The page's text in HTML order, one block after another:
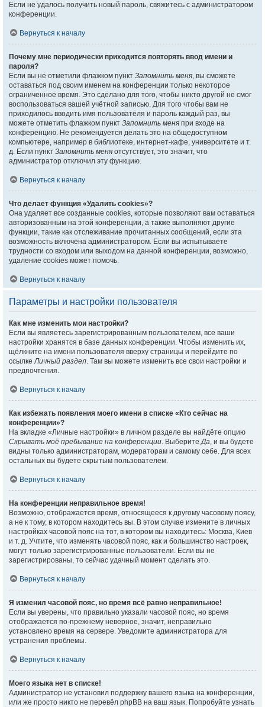
Если не удалось получить новый пароль, свяжитесь с администратором
конференции.
Вернуться к началу
Почему мне периодически приходится повторять ввод имени и
пароля?
Если вы не отметили флажком пункт Запомнить меня, вы сможете
оставаться под своим именем на конференции только некоторое
ограниченное время. Это сделано для того, чтобы никто другой не смог
воспользоваться вашей учётной записью. Для того чтобы вам не
приходилось вводить имя пользователя и пароль каждый раз, вы
можете отметить флажком пункт Запомнить меня при входе на
конференцию. Не рекомендуется делать это на общедоступном
компьютере, например в библиотеке, интернет-кафе, университете и т.
д. Если пункт Запомнить меня отсутствует, это значит, что
администратор отключил эту функцию.
Вернуться к началу
Что делает функция «Удалить cookies»?
Она удаляет все созданные cookies, которые позволяют вам оставаться
авторизованным на этой конференции, а также выполняют другие
функции, такие как отслеживание прочитанных сообщений, если эта
возможность включена администратором. Если вы испытываете
трудности со входом или выходом на данной конференции, возможно,
удаление cookies может помочь.
Вернуться к началу
Параметры и настройки пользователя
Как мне изменить мои настройки?
Если вы являетесь зарегистрированным пользователем, все ваши
настройки хранятся в базе данных конференции. Чтобы изменить их,
щёлкните на имени пользователя вверху страницы и перейдите по
ссылкеЛичный раздел. Там вы можете изменить все свои настройки и
предпочтения.
Вернуться к началу
Как избежать появления моего имени в списке «Кто сейчас на
конференции»?
На вкладке «Личные настройки» в личном разделе вы найдёте опцию
Скрывать моё пребывание на конференции. ВыберитеДа, и вы будете
видны только администраторам, модераторам и самому себе. Для всех
остальных вы будете скрытым пользователем.
Вернуться к началу
На конференции неправильное время!
Возможно, отображается время, относящееся к другому часовому поясу,
а не к тому, в котором находитесь вы. В этом случае измените в личных
настройках часовой пояс на тот, в котором вы находитесь: Москва, Киев
и т. д. Учтите, что изменять часовой пояс, как и большинство настроек,
могут только зарегистрированные пользователи. Если вы не
зарегистрированы, то сейчас удачный момент сделать это.
Вернуться к началу
Я изменил часовой пояс, но время всё равно неправильное!
Если вы уверены, что правильно указали часовой пояс, но время
отображается по-прежнему неверное, значит, неправильно
установлено время на сервере. Уведомите администратора для
устранения проблемы.
Вернуться к началу
Моего языка нет в списке!
Администратор не установил поддержку вашего языка на конференции,
или же просто никто не перевёл phpBB на ваш язык. Попробуйте узнать